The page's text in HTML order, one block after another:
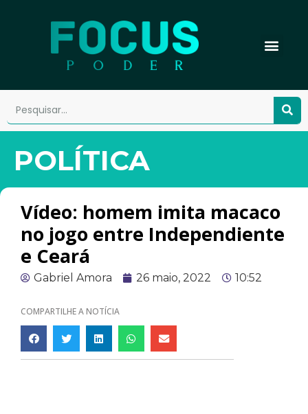
POLÍTICA
Vídeo: homem imita macaco
no jogo entre Independiente
e Ceará
Gabriel Amora 26 maio, 2022 10:52
COMPARTILHE A NOTÍCIA